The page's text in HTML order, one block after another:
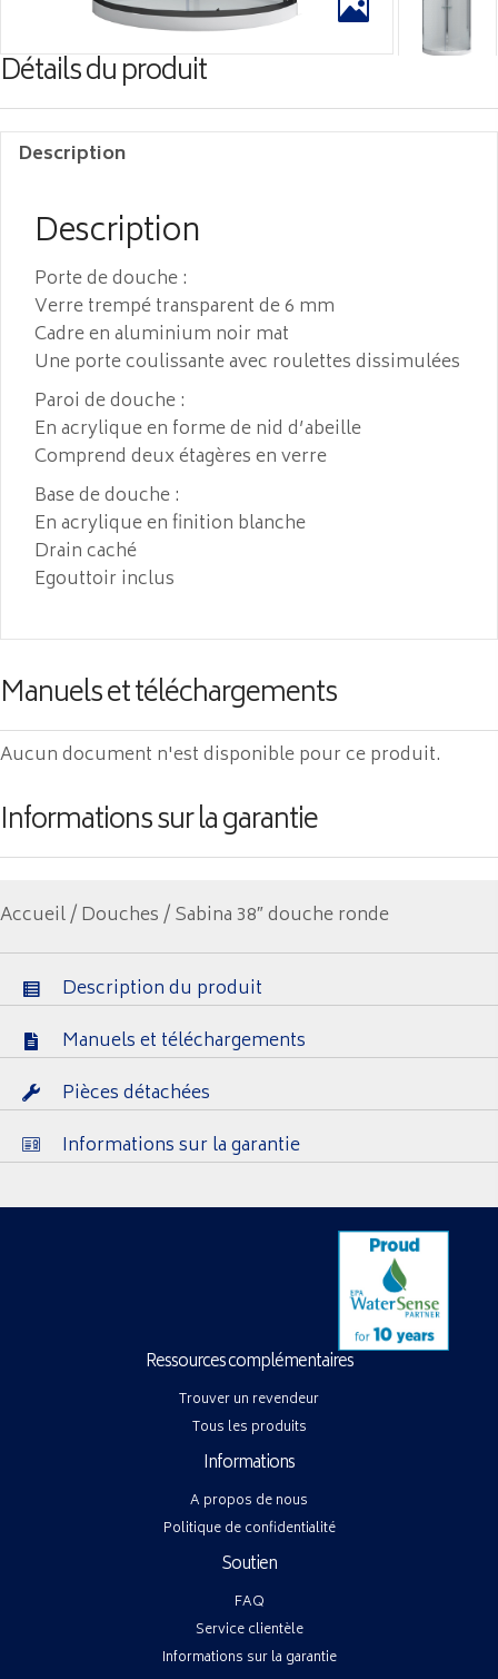
Détails du produit
Description
Description
Porte de douche :
Verre trempé transparent de 6 mm
Cadre en aluminium noir mat
Une porte coulissante avec roulettes dissimulées
Paroi de douche :
En acrylique en forme de nid d’abeille
Comprend deux étagères en verre
Base de douche :
En acrylique en finition blanche
Drain caché
Egouttoir inclus
Manuels et téléchargements
Aucun document n'est disponible pour ce produit.
Informations sur la garantie
Accueil/Douches/ Sabina 38″ douche ronde
Description du produit
Manuels et téléchargements
Pièces détachées
Informations sur la garantie
Ressources complémentaires
Trouver un revendeur
Tous les produits
Informations
A propos de nous
Politique de confidentialité
Soutien
FAQ
Service clientèle
Informations sur la garantie